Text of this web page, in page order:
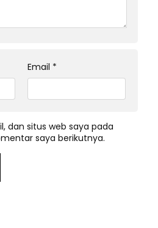
Email *
dan situs web saya pada
saya berikutnya.